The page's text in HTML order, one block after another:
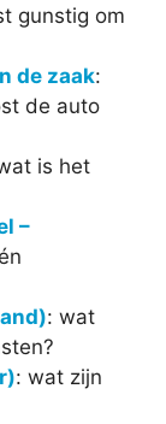
gunstig om
de zaak:
de auto
is het
–
: wat
: wat zijn